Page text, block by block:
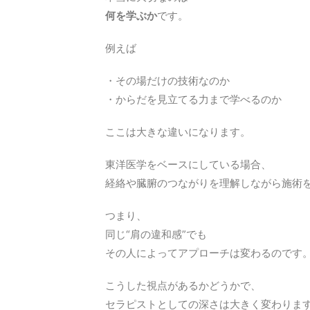
何を学ぶかです。
例えば
・その場だけの技術なのか
・からだを見立てる力まで学べるのか
ここは大きな違いになります。
東洋医学をベースにしている場合、
経絡や臓腑のつながりを理解しながら施術
つまり、
同じ“肩の違和感”でも
その人によってアプローチは変わるのです。
こうした視点があるかどうかで、
セラピストとしての深さは大きく変わります